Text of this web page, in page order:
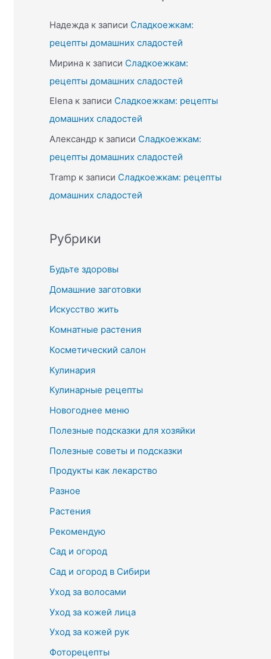
Надежда к записи Сладкоежкам:
рецепты домашних сладостей
Мирина к записи Сладкоежкам:
рецепты домашних сладостей
Elena к записи Сладкоежкам: рецепты
домашних сладостей
Александр к записи Сладкоежкам:
рецепты домашних сладостей
Tramp к записи Сладкоежкам: рецепты
домашних сладостей
Рубрики
Будьте здоровы
Домашние заготовки
Искусство жить
Комнатные растения
Косметический салон
Кулинария
Кулинарные рецепты
Новогоднее меню
Полезные подсказки для хозяйки
Полезные советы и подсказки
Продукты как лекарство
Разное
Растения
Рекомендую
Сад и огород
Сад и огород в Сибири
Уход за волосами
Уход за кожей лица
Уход за кожей рук
Фоторецепты